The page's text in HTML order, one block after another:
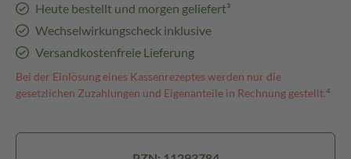
Heute bestellt und morgen geliefert³
Wechselwirkungscheck inklusive
Versandkostenfreie Lieferung
Bei der Einlösung eines Kassenrezeptes werden nur die
gesetzlichen Zuzahlungen und Eigenanteile in Rechnung gestellt.⁴